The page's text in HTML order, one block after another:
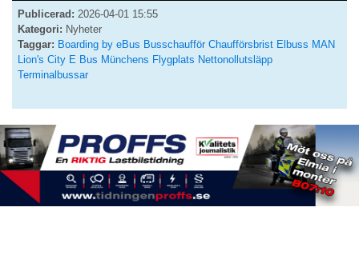
Publicerad: 2026-04-01 15:55
Kategori: Nyheter
Taggar: Boarding by eBus Busschaufför Chaufförsbrist Elbuss MAN
Lion's City E Bus Münchens Flygplats Nettonollutsläpp
Terminalbussar